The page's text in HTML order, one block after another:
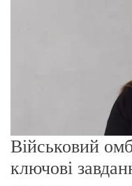
Військовий
ключові